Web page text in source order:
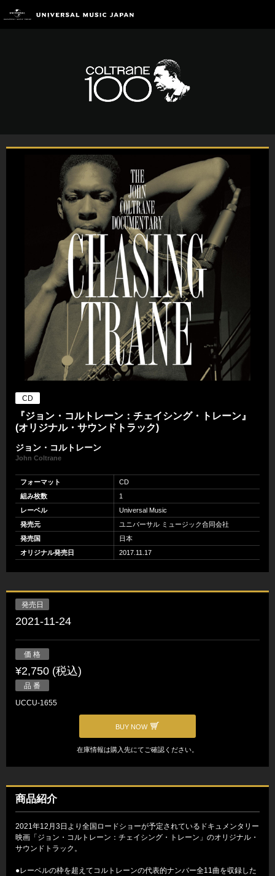
CD
『ジョン・コルトレーン：チェイシング・トレーン』
(オリジナル・サウンドトラック)
ジョン・コルトレーン
John Coltrane
フォーマット
CD
組み枚数
1
レーベル
Universal Music
発売元
ユニバーサル ミュージック合同会社
発売国
日本
オリジナル発売日
2017.11.17
発売日
2021-11-24
価 格
¥2,750 (税込)
品 番
UCCU-1655
BUY NOW
在庫情報は購入先にてご確認ください。
商品紹介
2021年12月3日より全国ロードショーが予定されているドキュメンタリー
映画「ジョン・コルトレーン：チェイシング・トレーン」のオリジナル・
サウンドトラック。
●レーベルの枠を超えてコルトレーンの代表的ナンバー全11曲を収録した